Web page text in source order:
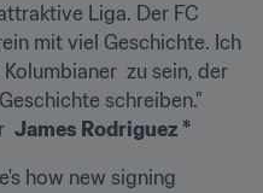
Liga. Der FC
mit viel Geschichte. Ich
zu sein, der
schreiben."
James Rodriguez *